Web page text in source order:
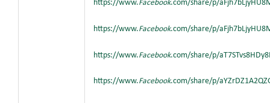
https://www.Facebook.com/share/p/
https://www.Facebook.com/share/p/
https://www.Facebook.com/share/p/
https://www.Facebook.com/share/p/